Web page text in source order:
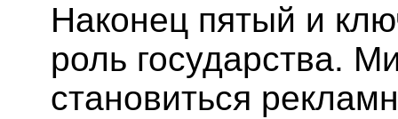
Наконец пятый и
роль государства.
становиться